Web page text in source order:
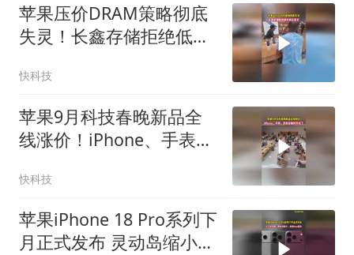
苹果压价DRAM策略彻底
失灵！长鑫存储拒绝低价
快科技
苹果9月科技春晚新品全
线涨价！iPhone、手表、
快科技
苹果iPhone 18 Pro系列下
月正式发布 灵动岛缩小、